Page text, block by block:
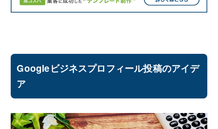
Googleビジネスプロフィール投稿のアイデ
ア